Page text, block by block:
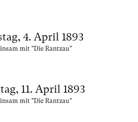
4. April 1893
mit "Die Rantzau"
11. April 1893
mit "Die Rantzau"